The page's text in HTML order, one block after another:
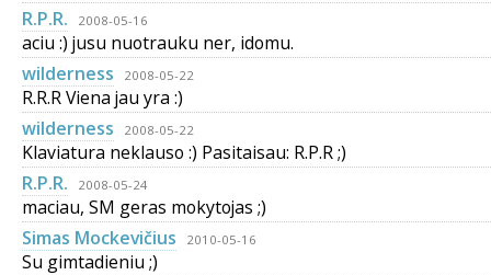
R.P.R.
2008-05-16
aciu :) jusu nuotrauku ner, idomu.
wilderness
2008-05-22
R.R.R Viena jau yra :)
wilderness
2008-05-22
Klaviatura neklauso :) Pasitaisau: R.P.R ;)
R.P.R.
2008-05-24
maciau, SM geras mokytojas ;)
Simas Mockevičius
2010-05-16
Su gimtadieniu ;)